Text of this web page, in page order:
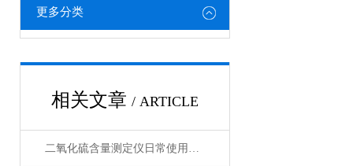
更多分类
相关文章 / ARTICLE
二氧化硫含量测定仪日常使用疑问与采购指南